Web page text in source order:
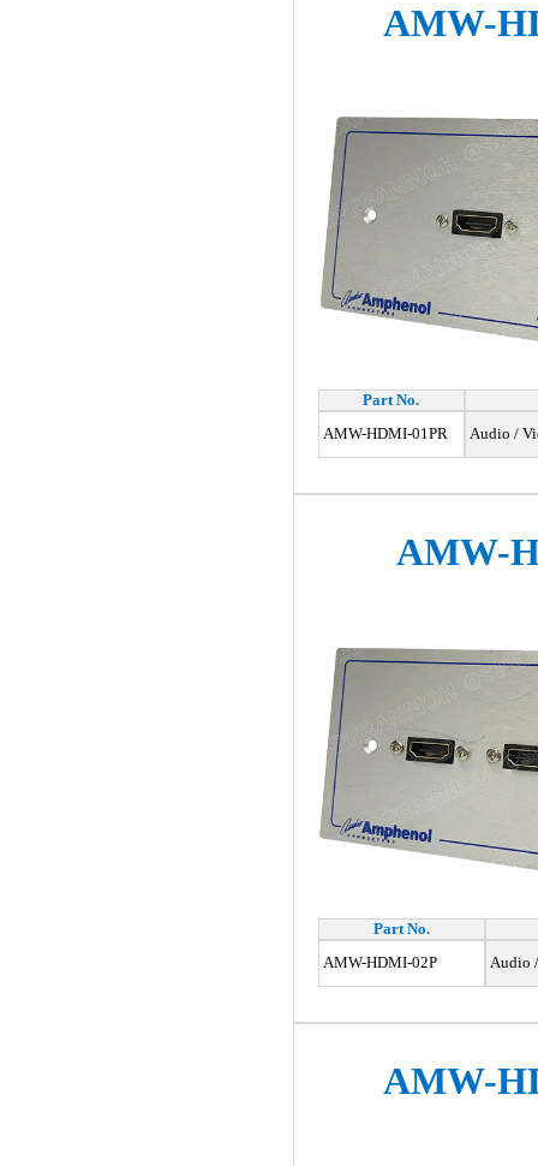
AMW-
Part No.
AMW-HDMI-01PR
Audio /
AMW-
Part No.
AMW-HDMI-02P
Audio
AMW-